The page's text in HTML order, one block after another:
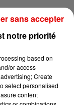
4h25
4h25
notre priorité
based on
or access
Create
select personalised
content
sans accepter